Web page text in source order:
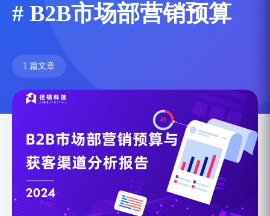
# B2B市场部营销预算
1 篇文章